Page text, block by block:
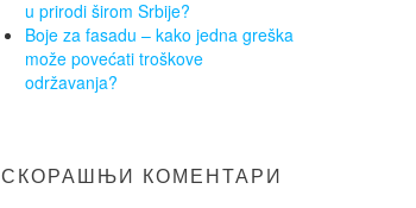
u prirodi širom Srbije?
Boje za fasadu – kako jedna greška
može povećati troškove
održavanja?
СКОРАШЊИ КОМЕНТАРИ